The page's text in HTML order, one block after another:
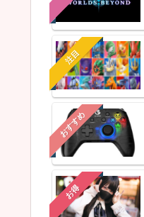
注目
おすすめ
お得